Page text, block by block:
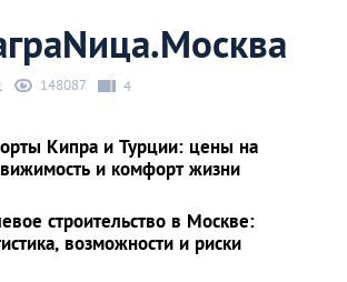
148087 4
Кипра и Турции: цены на
и комфорт жизни
строительство в Москве:
возможности и риски